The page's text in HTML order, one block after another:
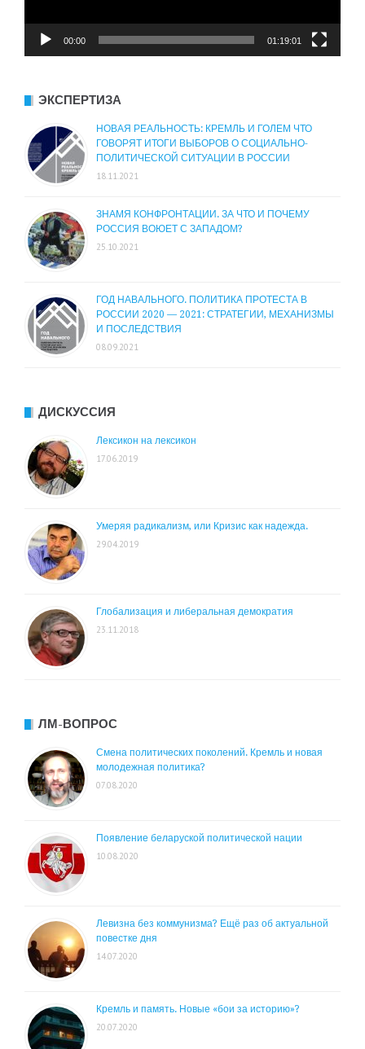
00:00 01:19:01
ЭКСПЕРТИЗА
НОВАЯ РЕАЛЬНОСТЬ: КРЕМЛЬ И ГОЛЕМ ЧТО
ГОВОРЯТ ИТОГИ ВЫБОРОВ О СОЦИАЛЬНО-
ПОЛИТИЧЕСКОЙ СИТУАЦИИ В РОССИИ
18.11.2021
ЗНАМЯ КОНФРОНТАЦИИ. ЗА ЧТО И ПОЧЕМУ
РОССИЯ ВОЮЕТ С ЗАПАДОМ?
25.10.2021
ГОД НАВАЛЬНОГО. ПОЛИТИКА ПРОТЕСТА В
РОССИИ 2020 — 2021: СТРАТЕГИИ, МЕХАНИЗМЫ
И ПОСЛЕДСТВИЯ
08.09.2021
ДИСКУССИЯ
Лексикон на лексикон
17.06.2019
Умеряя радикализм, или Кризис как надежда.
29.04.2019
Глобализация и либеральная демократия
23.11.2018
ЛМ-ВОПРОС
Смена политических поколений. Кремль и новая
молодежная политика?
07.08.2020
Появление беларуской политической нации
10.08.2020
Левизна без коммунизма? Ещё раз об актуальной
повестке дня
14.07.2020
Кремль и память. Новые «бои за историю»?
20.07.2020